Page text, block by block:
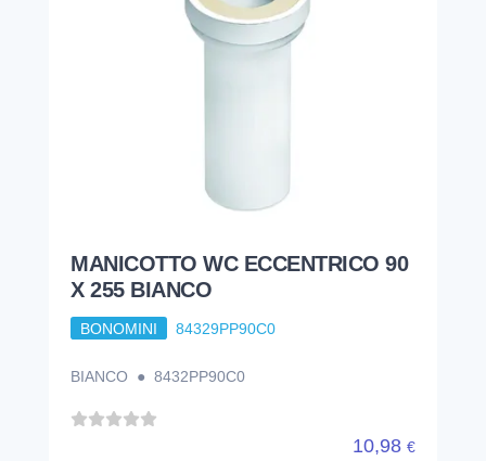
MANICOTTO WC ECCENTRICO 90
X 255 BIANCO
BONOMINI 84329PP90C0
BIANCO ● 8432PP90C0
10,98 €